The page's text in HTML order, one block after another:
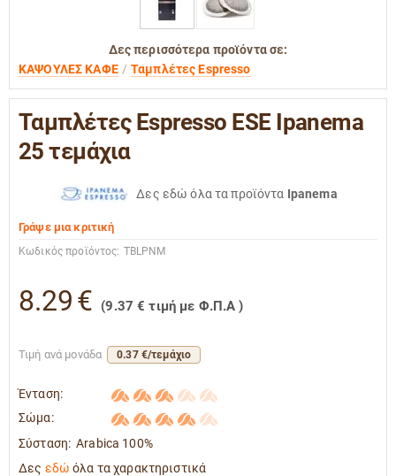
Δες περισσότερα προϊόντα σε:
ΚΑΨΟΥΛΕΣ ΚΑΦΕ
Ταμπλέτες Espresso
Ταμπλέτες Espresso ESE Ipanema
25 τεμάχια
Δες εδώ όλα τα προϊόντα Ipanema
Γράψε μια κριτική
Κωδικός προϊόντος: TBLPNM
8.29€ (9.37 € τιμή με Φ.Π.Α )
Τιμή ανά μονάδα 0.37 €/τεμάχιο
Ένταση:
Σώμα:
Σύσταση: Arabica 100%
Δες εδώ όλα τα χαρακτηριστικά